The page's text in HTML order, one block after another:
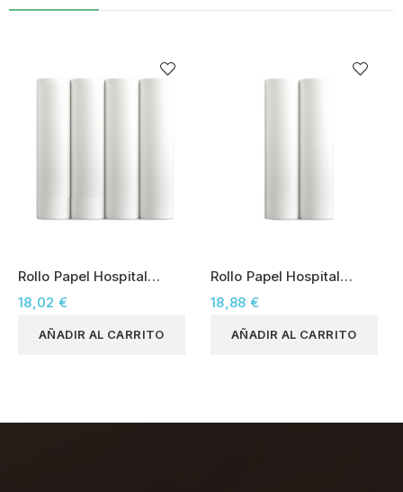
Rollo Papel Hospital
50x100 (4 rollos)
18,02 €
AÑADIR AL CARRITO
Rollo Papel Hospital
60x200 (2 rollos)
18,88 €
AÑADIR AL CARRITO